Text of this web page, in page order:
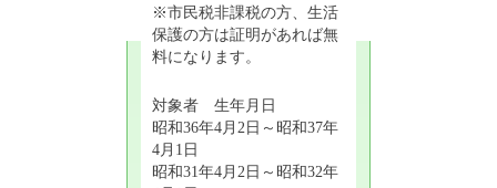
※市民税非課税の方、生活
保護の方は証明があれば無
料になります。
対象者 生年月日
昭和36年4月2日～昭和37年
4月1日
昭和31年4月2日～昭和32年